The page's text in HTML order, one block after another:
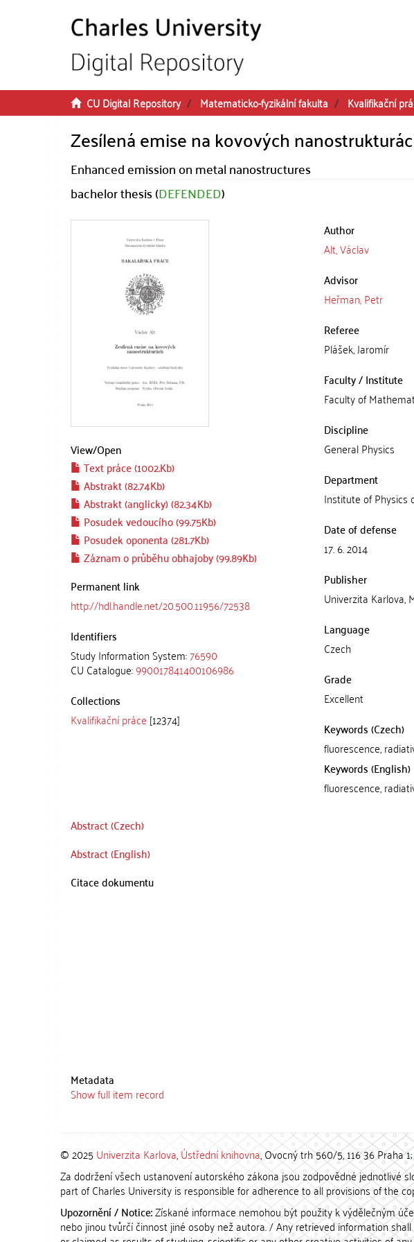
CU Digital Repository Matematicko-fyzikální fakulta Kvalifikační
Zesílená emise na kovových
Enhanced emission on metal nanostructures
bachelor thesis (DEFENDED)
View/Open
Text práce (1002.Kb)
Abstrakt (82.74Kb)
Abstrakt (anglicky) (82.34Kb)
Posudek vedoucího (99.75Kb)
Posudek oponenta (281.7Kb)
Záznam o průběhu obhajoby (99.89Kb)
Permanent link
http://hdl.handle.net/20.500.11956/72538
Identifiers
Study Information System:76590
CU Catalogue:990017841400106986
Collections
Kvalifikační práce [12374]
Author
Alt, Václav
Advisor
Heřman, Petr
Referee
Plášek, Jaromír
Faculty / Institute
Faculty of
Discipline
General Physics
Department
Institute of Physics
Date of defense
17. 6. 2014
Publisher
Univerzita Karlova,
Language
Czech
Grade
Excellent
Keywords (Czech)
fluorescence,
Keywords (English)
fluorescence,
Abstract (Czech)
Abstract (English)
Citace dokumentu
Metadata
Show full item record
© 2025 Univerzita Karlova,Ústřední knihovna, Ovocný trh 560/5, 116 36 Praha 1;
Za dodržení všech ustanovení autorského zákona jsou zodpovědné jednotlivé
part of Charles University is responsible for adherence to all provisions of the
Upozornění / Notice:Získané informace nemohou být použity k výdělečným
nebo jinou tvůrčí činnost jiné osoby než autora. / Any retrieved information shall